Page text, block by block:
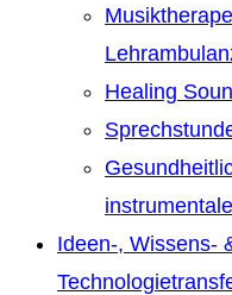
Healing
Ideen-, Wissens-